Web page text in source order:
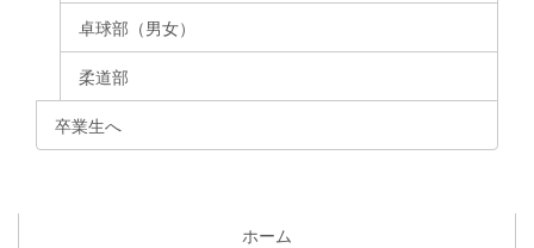
卓球部（男女）
柔道部
卒業生へ
ホーム